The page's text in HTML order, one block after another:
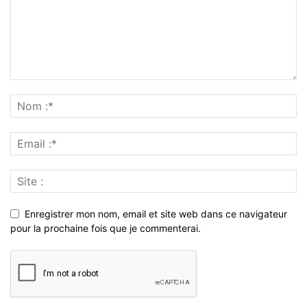
Enregistrer mon nom, email et site web dans ce navigateur
pour la prochaine fois que je commenterai.